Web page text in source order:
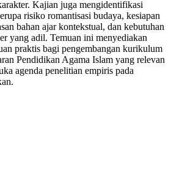
Kajian juga mengidentifikasi
risiko romantisasi budaya, kesiapan
bahan ajar kontekstual, dan kebutuhan
yang adil. Temuan ini menyediakan
praktis bagi pengembangan kurikulum
Pendidikan Agama Islam yang relevan
agenda penelitian empiris pada